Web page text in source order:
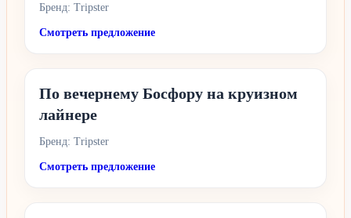
Бренд: Tripster
Смотреть предложение
По вечернему Босфору на круизном
лайнере
Бренд: Tripster
Смотреть предложение